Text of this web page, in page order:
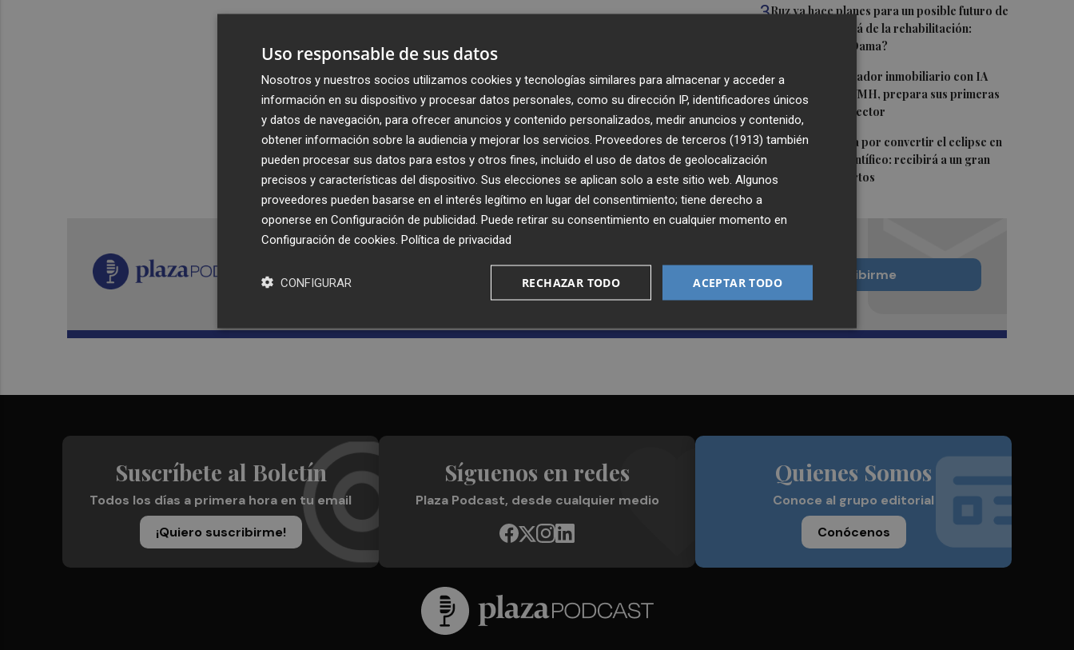
3Ruz ya hace planes para un posible futuro de
Clarisas, más allá de la rehabilitación:
¿retorno de la Dama?
4ViviFind, el buscador inmobiliario con IA
surgido del PCUMH, prepara sus primeras
alianzas con el sector
5Castelló apuesta por convertir el eclipse en
un referente científico: recibirá a un gran
equipo de expertos
Recibe toda la actualidad de
Plaza Podcast en tu correo
Quiero suscribirme
Suscríbete al Boletín
Todos los días a primera hora en tu email
¡Quiero suscribirme!
Síguenos en redes
Plaza Podcast, desde cualquier medio
Quienes Somos
Conoce al grupo editorial
Conócenos
Uso responsable de sus datos
Nosotros y nuestros socios utilizamos cookies y tecnologías similares para almacenar y acceder a
información en su dispositivo y procesar datos personales, como su dirección IP, identificadores únicos
y datos de navegación, para ofrecer anuncios y contenido personalizados, medir anuncios y contenido,
obtener información sobre la audiencia y mejorar los servicios. Proveedores de terceros (1913) también
pueden procesar sus datos para estos y otros fines, incluido el uso de datos de geolocalización
precisos y características del dispositivo. Sus elecciones se aplican solo a este sitio web. Algunos
proveedores pueden basarse en el interés legítimo en lugar del consentimiento; tiene derecho a
oponerse en Configuración de publicidad . Puede retirar su consentimiento en cualquier momento en
Configuración de cookies Política de privacidad
ACEPTAR TODO
RECHAZAR TODO
CONFIGURAR